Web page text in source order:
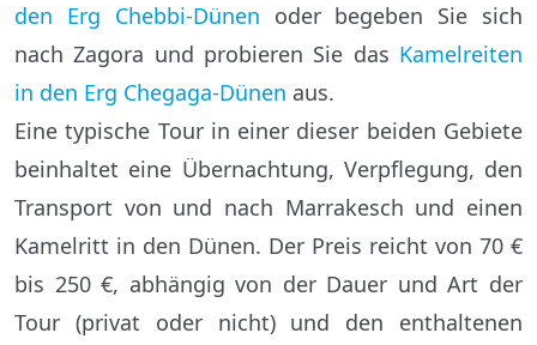
den Erg Chebbi-Dünen oder begeben Sie sich
nach Zagora und probieren Sie das Kamelreiten
in den Erg Chegaga-Dünen aus.
Eine typische Tour in einer dieser beiden Gebiete
beinhaltet eine Übernachtung, Verpflegung, den
Transport von und nach Marrakesch und einen
Kamelritt in den Dünen. Der Preis reicht von 70 €
bis 250 €, abhängig von der Dauer und Art der
Tour (privat oder nicht) und den enthaltenen